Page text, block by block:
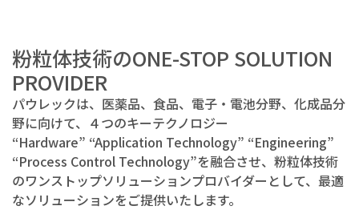
粉粒体技術のONE-STOP SOLUTION
PROVIDER
パウレックは、医薬品、食品、電子・電池分野、化成品分
野に向けて、４つのキーテクノロジー
“Hardware” “Application Technology” “Engineering”
“Process Control Technology”を融合させ、粉粒体技術
のワンストップソリューションプロバイダーとして、最適
なソリューションをご提供いたします。